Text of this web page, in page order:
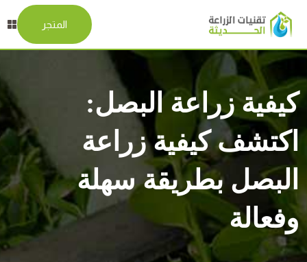
المتجر
كيفية زراعة البصل:
اكتشف كيفية زراعة
البصل بطريقة سهلة
وفعالة